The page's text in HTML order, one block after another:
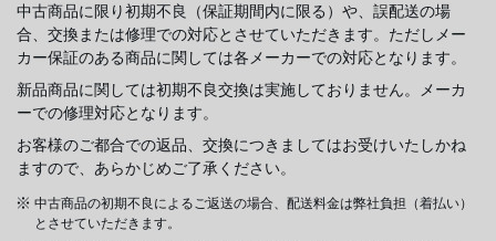
中古商品に限り初期不良（保証期間内に限る）や、誤配送の場
合、交換または修理での対応とさせていただきます。ただしメー
カー保証のある商品に関しては各メーカーでの対応となります。
新品商品に関しては初期不良交換は実施しておりません。メーカ
ーでの修理対応となります。
お客様のご都合での返品、交換につきましてはお受けいたしかね
ますので、あらかじめご了承ください。
中古商品の初期不良によるご返送の場合、配送料金は弊社負担（着払い）
とさせていただきます。